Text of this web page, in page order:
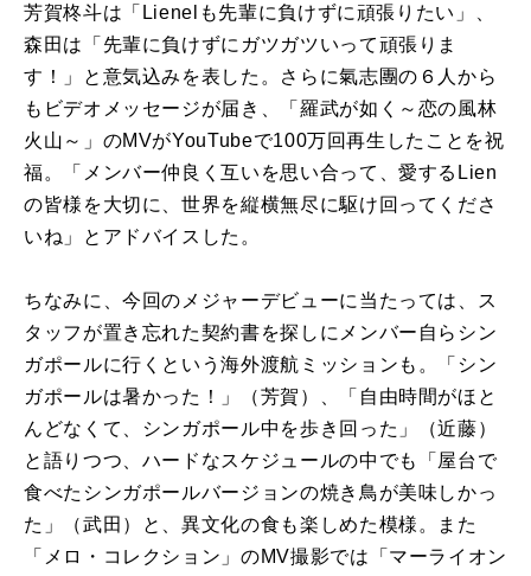
芳賀柊斗は「 Lienel も先輩に負けずに頑張りたい」、
森田は「先輩に負けずにガツガツいって頑張りま
す！」と意気込みを表した。さらに氣志團の６人から
もビデオメッセージが届き、「羅武が如く～恋の風林
火山～」のMVがYouTubeで100万回再生したことを祝
福。「メンバー仲良く互いを思い合って、愛する Lien
の皆様を大切に、世界を縦横無尽に駆け回ってくださ
いね」とアドバイスした。
ちなみに、今回のメジャーデビューに当たっては、ス
タッフが置き忘れた契約書を探しにメンバー自らシン
ガポールに行くという海外渡航ミッションも。「シン
ガポールは暑かった！」（芳賀）、「自由時間がほと
んどなくて、シンガポール中を歩き回った」（近藤）
と語りつつ、ハードなスケジュールの中でも「屋台で
食べたシンガポールバージョンの焼き鳥が美味しかっ
た」（武田）と、異文化の食も楽しめた模様。また
「メロ・コレクション」のMV撮影では「マーライオン